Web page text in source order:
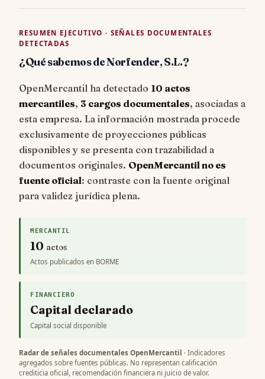
RESUMEN EJECUTIVO · SEÑALES DOCUMENTALES
DETECTADAS
¿Qué sabemos de Norfender, S.L.?
OpenMercantil ha detectado 10 actos
mercantiles, 3 cargos documentales, asociadas a
esta empresa. La información mostrada procede
exclusivamente de proyecciones públicas
disponibles y se presenta con trazabilidad a
documentos originales. OpenMercantil no es
fuente oficial: contraste con la fuente original
para validez jurídica plena.
MERCANTIL
10 actos
Actos publicados en BORME
FINANCIERO
Capital declarado
Capital social disponible
Radar de señales documentales OpenMercantil · Indicadores
agregados sobre fuentes públicas. No representan calificación
crediticia oficial, recomendación financiera ni juicio de valor.